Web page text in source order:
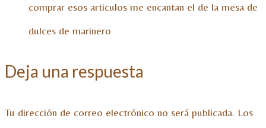
comprar esos articulos me encantan el de la mesa de
dulces de marinero
Deja una respuesta
Tu dirección de correo electrónico no será publicada. Los